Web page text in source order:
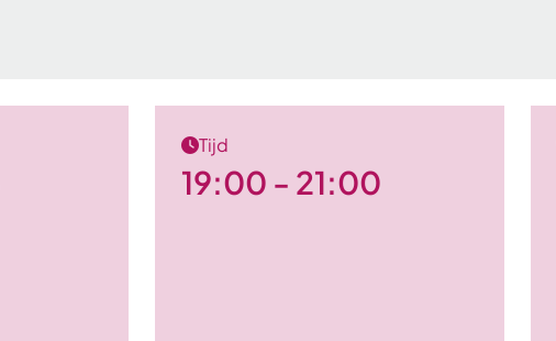
Tijd
19:00 - 21:00